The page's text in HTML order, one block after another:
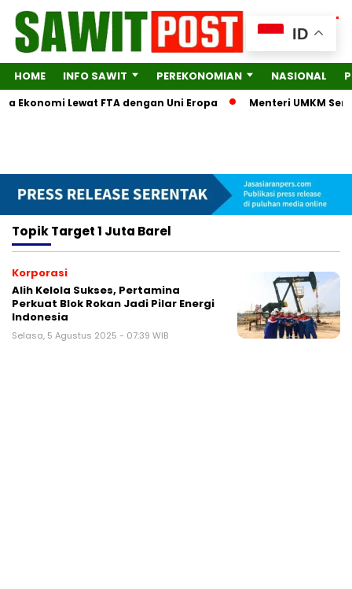
HOME INFO SAWIT PEREKONOMIAN NASIONAL
Lewat FTA dengan Uni Eropa Menteri UMKM
TopikTarget 1 Juta Barel
Korporasi
Alih Kelola Sukses, Pertamina
Perkuat Blok Rokan Jadi Pilar Energi
Indonesia
Selasa, 5 Agustus 2025 - 07:39 WIB
ID